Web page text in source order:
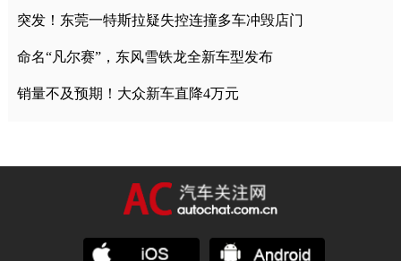
突发！东莞一特斯拉疑失控连撞多车冲毁店门
命名“凡尔赛”，东风雪铁龙全新车型发布
销量不及预期！大众新车直降4万元